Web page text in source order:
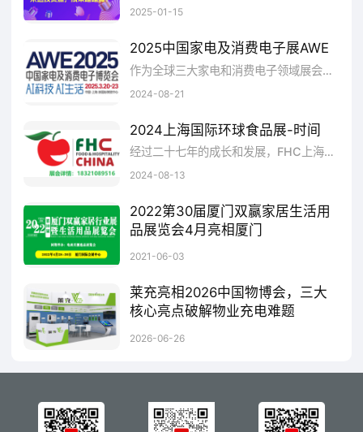
2025-01-15
2025中国家电及消费电子展AWE
作为全球三大家电和消费电子领域展会之一，AWE2025将场景化展示智能产品、智慧家庭解决方案和智能生活方式，更直观地呈现“AI科技”对生活品质带来的提升，推动“AI生活”的普及
2024-08-21
2024上海国际环球食品展-时间
经过二十七年的成长和发展，FHC上海环球食品展已成为食品餐饮业内知名贸易展览会之一。在中国食品餐饮行业巨大的市场需求下，FHC已成为各大跨国公司进驻中国市场的重要平台
2024-08-13
2022第30届厦门双赢家居生活用
品展览会4月亮相厦门
2021-06-03
莱充亮相2026中国物博会，三大
核心亮点破解物业充电难题
2026-06-26